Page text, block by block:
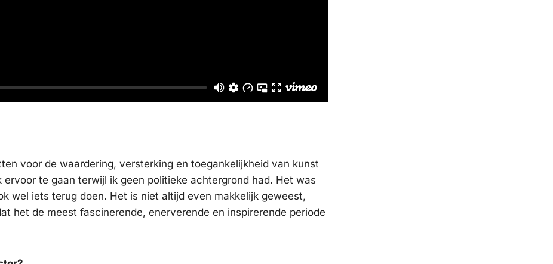
voor de waardering, versterking en toegankelijkheid van kunst
te gaan terwijl ik geen politieke achtergrond had. Het was
wel iets terug doen. Het is niet altijd even makkelijk geweest,
het de meest fascinerende, enerverende en inspirerende periode